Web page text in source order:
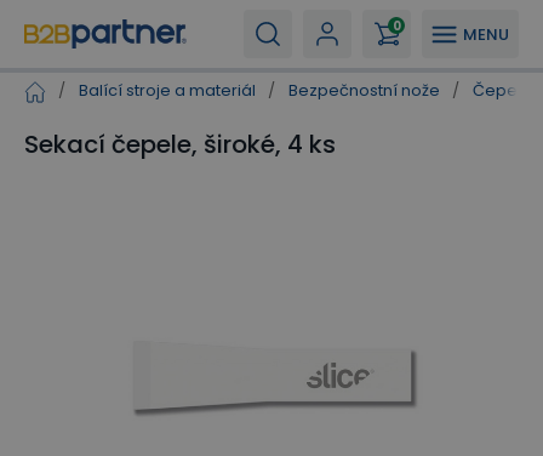
MENU
0
/ Balící stroje a materiál / Bezpečnostní nože / Čepele
Sekací čepele, široké, 4 ks